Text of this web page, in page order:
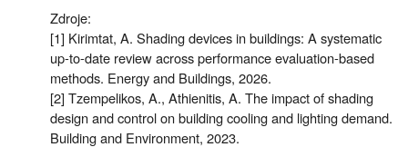
Zdroje:
[1] Kirimtat, A. Shading devices in buildings: A systematic
up-to-date review across performance evaluation-based
methods. Energy and Buildings, 2026.
[2] Tzempelikos, A., Athienitis, A. The impact of shading
design and control on building cooling and lighting demand.
Building and Environment, 2023.